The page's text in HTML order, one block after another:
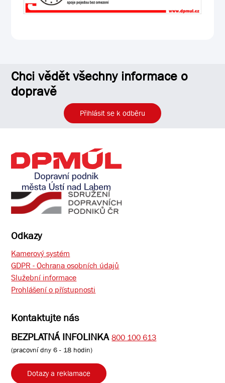
Chci vědět všechny informace o
dopravě
Přihlásit se k odběru
Odkazy
Kamerový systém
GDPR - Ochrana osobních údajů
Služební informace
Prohlášení o přístupnosti
Kontaktujte nás
BEZPLATNÁ INFOLINKA 800 100 613
(pracovní dny 6 - 18 hodin)
Dotazy a reklamace